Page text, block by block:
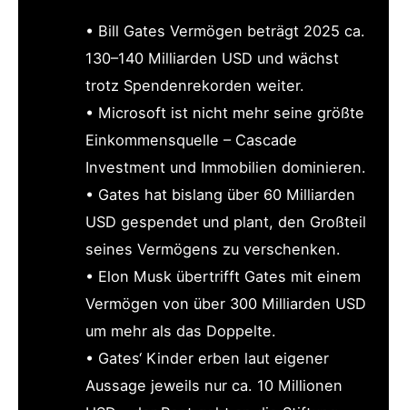
• Bill Gates Vermögen beträgt 2025 ca.
130–140 Milliarden USD und wächst
trotz Spendenrekorden weiter.
• Microsoft ist nicht mehr seine größte
Einkommensquelle – Cascade
Investment und Immobilien dominieren.
• Gates hat bislang über 60 Milliarden
USD gespendet und plant, den Großteil
seines Vermögens zu verschenken.
• Elon Musk übertrifft Gates mit einem
Vermögen von über 300 Milliarden USD
um mehr als das Doppelte.
• Gates‘ Kinder erben laut eigener
Aussage jeweils nur ca. 10 Millionen